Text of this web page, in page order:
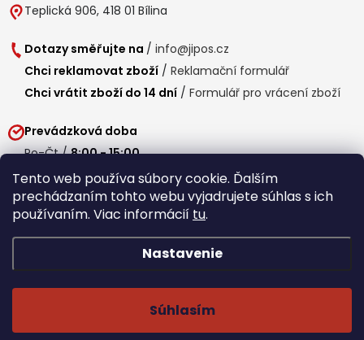
Tento web používa súbory cookie. Ďalším
prechádzaním tohto webu vyjadrujete súhlas s ich
používaním. Viac informácií tu.
Nastavenie
Súhlasím
Teplická 906, 418 01 Bílina
Dotazy směřujte na / info@jipos.cz
Chci reklamovat zboží / Reklamační formulář
Chci vrátit zboží do 14 dní / Formulář pro vrácení zboží
Prevádzková doba
Po-Čt /8:00 - 15:00
Pá / 7:30 - 14:30
Obedňajšia prestávka /11:00 - 11:30
Běží na Shoptet Premium/Webdesign mi-ma.cz
Copyright 2026
cookies